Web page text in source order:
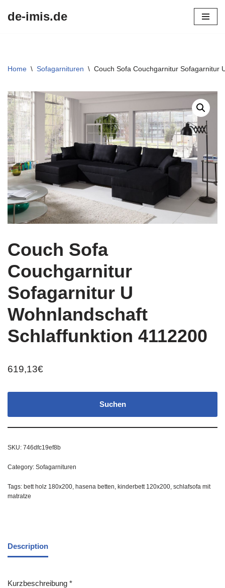
de-imis.de
Home \ Sofagarnituren \ Couch Sofa Couchgarnitur Sofagarnitur
Couch Sofa
Couchgarnitur
Sofagarnitur U
Wohnlandschaft
Schlaffunktion 4112200
619,13€
Suchen
SKU: 746dfc19ef8b
Category: Sofagarnituren
Tags: bett holz 180x200 hasena betten kinderbett 120x200 schlafsofa mit
matratze
Description
Kurzbeschreibung *